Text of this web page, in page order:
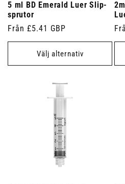
5 ml BD Emerald Luer Slip-
sprutor
Ordinarie
pris
Från £5.41 GBP
Välj alternativ